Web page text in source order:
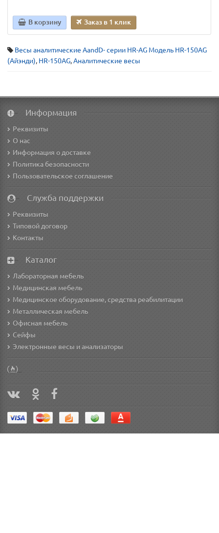
В корзину Заказ в 1 клик
Весы аналитические AandD- серии HR-AG Модель HR-150AG
(Айэнди), HR-150AG,Аналитические весы
Информация
Реквизиты
О нас
Информация о доставке
Политика безопасности
Пользовательское соглашение
Служба поддержки
Реквизиты
Типовой договор
Контакты
Каталог
Лабораторная мебель
Медицинская мебель
Медицинское оборудование, средства реабилитации
Металлическая мебель
Офисная мебель
Сейфы
Электронные весы и анализаторы